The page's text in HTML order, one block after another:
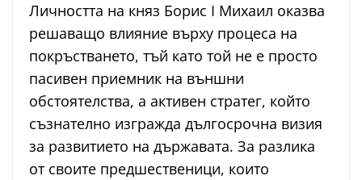
Личността на княз Борис I Михаил оказва
решаващо влияние върху процеса на
покръстването, тъй като той не е просто
пасивен приемник на външни
обстоятелства, а активен стратег, който
съзнателно изгражда дългосрочна визия
за развитието на държавата. За разлика
от своите предшественици, които